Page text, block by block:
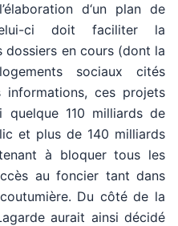
d‘un plan de
ci doit faciliter la
en cours (dont la
sociaux cités
informations, ces projets
quelque 110 milliards de
et plus de 140 milliards
à bloquer tous les
au foncier tant dans
Du côté de la
aurait ainsi décidé